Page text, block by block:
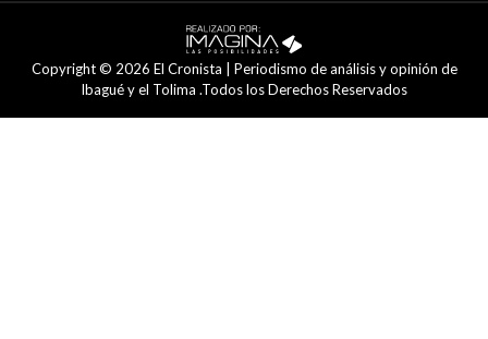
Copyright © 2026 El Cronista | Periodismo de análisis y opinión de
Ibagué y el Tolima .Todos los Derechos Reservados